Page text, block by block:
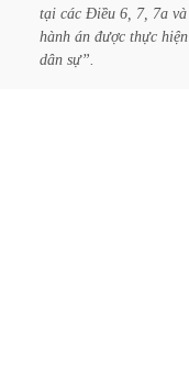
tại các Điều 6, 7, 7a và
hành án được thực hiện
dân sự”.